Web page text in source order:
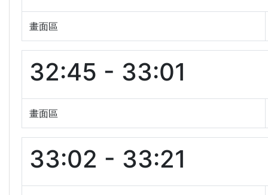
畫面區
32:45 - 33:01
畫面區
33:02 - 33:21